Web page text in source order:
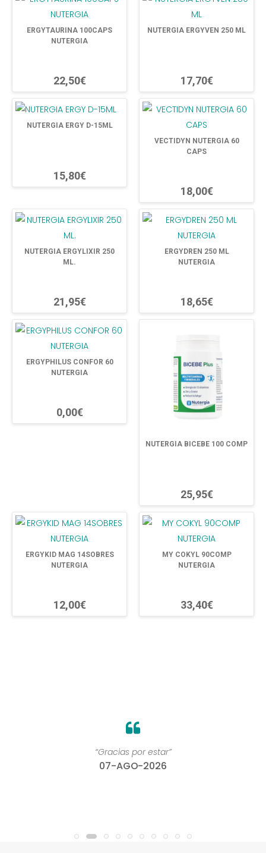
ERGYTAURINA 100CAPS
NUTERGIA
22,50€
NUTERGIA ERGYVEN 250 ML
17,70€
NUTERGIA ERGY D-15ML
15,80€
VECTIDYN NUTERGIA 60
CAPS
18,00€
NUTERGIA ERGYLIXIR 250
ML.
21,95€
ERGYDREN 250 ML
NUTERGIA
18,65€
ERGYPHILUS CONFOR 60
NUTERGIA
0,00€
NUTERGIA BICEBE 100 COMP
25,95€
ERGYKID MAG 14SOBRES
NUTERGIA
12,00€
MY COKYL 90COMP
NUTERGIA
33,40€
“Gracias por estar”
07-AGO-2026